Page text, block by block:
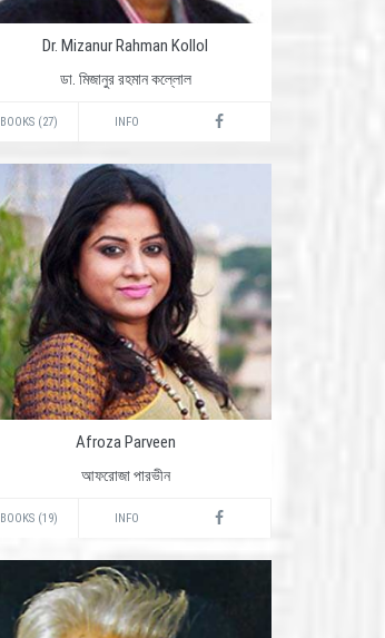
Dr. Mizanur Rahman Kollol
ডা. মিজানুর রহমান কল্লোল
BOOKS (27) INFO
Afroza Parveen
আফরোজা পারভীন
BOOKS (19) INFO